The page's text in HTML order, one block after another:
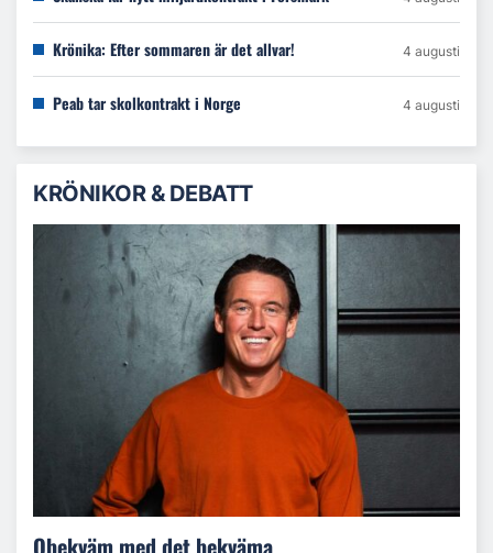
Krönika: Efter sommaren är det allvar! 4 augusti
Peab tar skolkontrakt i Norge 4 augusti
KRÖNIKOR & DEBATT